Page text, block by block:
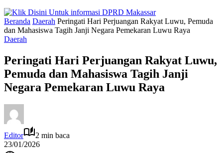
Beranda Daerah Peringati Hari Perjuangan Rakyat Luwu, Pemuda
dan Mahasiswa Tagih Janji Negara Pemekaran Luwu Raya
Daerah
Peringati Hari Perjuangan Rakyat Luwu,
Pemuda dan Mahasiswa Tagih Janji
Negara Pemekaran Luwu Raya
Editor
2 min baca
23/01/2026